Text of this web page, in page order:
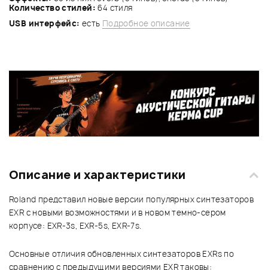
Количество стилей: 64 стиля
USB интерфейс: есть Подробное описание
Описание и характеристики
Roland представил новые версии популярных синтезаторов
EXR с новыми возможностями и в новом темно-сером
корпусе: EXR-3s, EXR-5s, EXR-7s.
Основные отличия обновленных синтезаторов EXRs по
сравнению с предыдущими версиями EXR таковы: